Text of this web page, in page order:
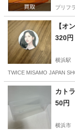
プリフラ
【オ
320円
横浜駅
TWICE MISAMO JAPAN
神奈川 横浜市 横
カト
50円
横浜市